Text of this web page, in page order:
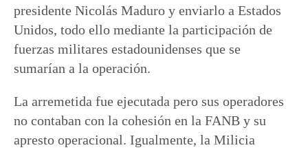
presidente Nicolás Maduro y enviarlo a Estados
Unidos, todo ello mediante la participación de
fuerzas militares estadounidenses que se
sumarían a la operación.
La arremetida fue ejecutada pero sus operadores
no contaban con la cohesión en la FANB y su
apresto operacional. Igualmente, la Milicia